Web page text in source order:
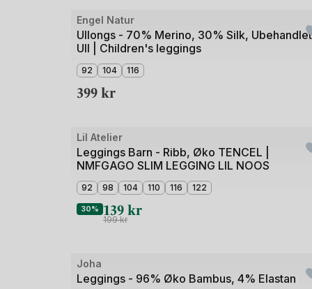
Bilde
av
Engel Natur
Ullongs - 70% Merino, 30% Silk, Ubehandlet
Ull | Children's leggings
92 104 116
399kr
Outlet
Bilde
av
Lil Atelier
Leggings Barn - Ribb, Øko TENCEL |
NMFGAGO SLIM LEGGING LIL NOOS
92 98 104 110 116 122
30% 139kr
199kr
Outlet
Joha
Leggings - 96% Øko Bambus, 4% Elastan